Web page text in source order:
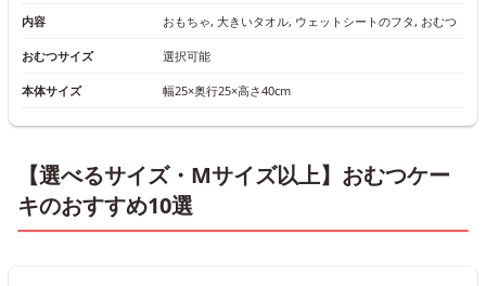
内容 おもちゃ, 大きいタオル, ウェットシートのフタ, おむつ
おむつサイズ 選択可能
本体サイズ 幅25×奥行25×高さ40cm
【選べるサイズ・Mサイズ以上】おむつケー
キのおすすめ10選